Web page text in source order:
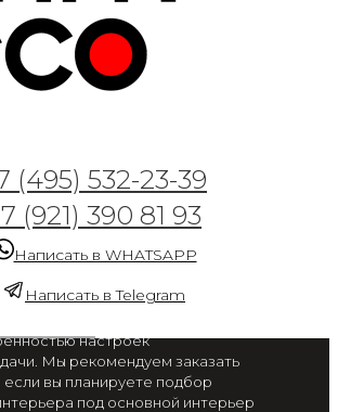
(495) 532-23-39
(921) 390 81 93
Написать в WHATSAPP
Написать в Telegram
— Карта
2 300 руб. / м2
вашего смартфона или монитора
настроек
Мы рекомендуем заказать
если вы планируете подбор
под основной интерьер